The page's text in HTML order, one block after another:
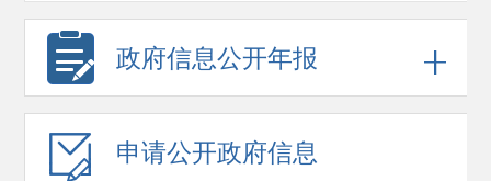
政府信息公开年报
申请公开政府信息